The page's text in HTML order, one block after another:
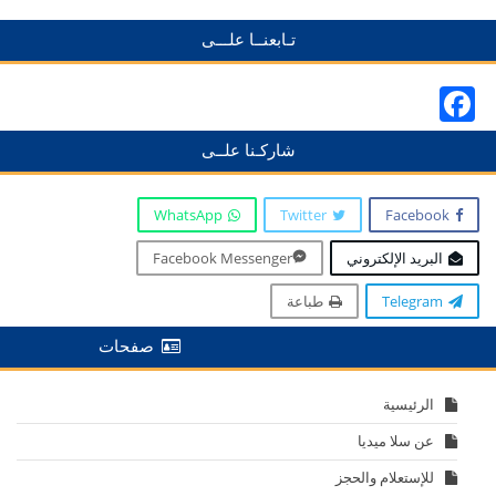
تـابعنــا علـــى
شاركـنا علــى
Facebook
Twitter
WhatsApp
البريد الإلكتروني Facebook Messenger
Telegram طباعة
صفحات
الرئيسية
عن سلا ميديا
للإستعلام والحجز